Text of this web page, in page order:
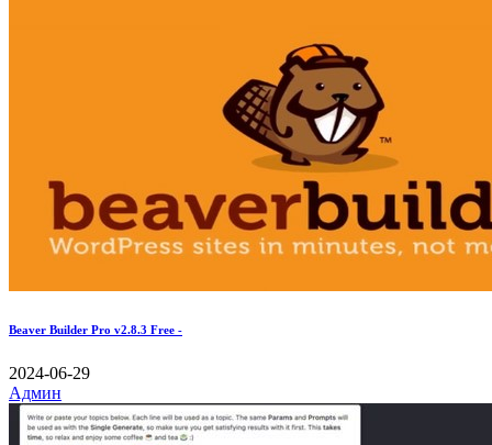
Beaver Builder Pro v2.8.3 Free -
2024-06-29
Админ